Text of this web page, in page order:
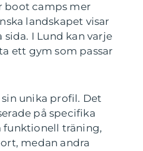
boot camps mer
landskapet visar
sida. I Lund kan varje
ett gym som passar
unika profil. Det
på specifika
funktionell träning,
medan andra